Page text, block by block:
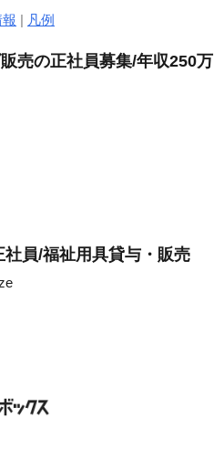
| 凡例
売の正社員募集/年収250万
社員/福祉用具貸与・販売